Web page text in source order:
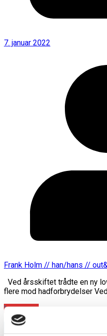
7. januar 2022
Frank Holm // han/hans //
Ved årsskiftet trådte en ny
flere mod hadforbrydelser
Læs mere
annonce